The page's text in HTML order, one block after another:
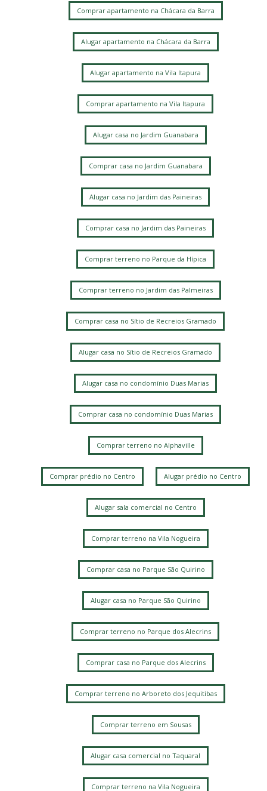
Comprar apartamento na Chácara da Barra
Alugar apartamento na Chácara da Barra
Alugar apartamento na Vila Itapura
Comprar apartamento na Vila Itapura
Alugar casa no Jardim Guanabara
Comprar casa no Jardim Guanabara
Alugar casa no Jardim das Paineiras
Comprar casa no Jardim das Paineiras
Comprar terreno no Parque da Hípica
Comprar terreno no Jardim das Palmeiras
Comprar casa no Sítio de Recreios Gramado
Alugar casa no Sítio de Recreios Gramado
Alugar casa no condomínio Duas Marias
Comprar casa no condomínio Duas Marias
Comprar terreno no Alphaville
Comprar prédio no Centro Alugar prédio no Centro
Alugar sala comercial no Centro
Comprar terreno na Vila Nogueira
Comprar casa no Parque São Quirino
Alugar casa no Parque São Quirino
Comprar terreno no Parque dos Alecrins
Comprar casa no Parque dos Alecrins
Comprar terreno no Arboreto dos Jequitibas
Comprar terreno em Sousas
Alugar casa comercial no Taquaral
Comprar terreno na Vila Nogueira